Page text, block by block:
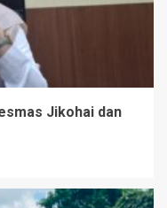
Jikohai dan